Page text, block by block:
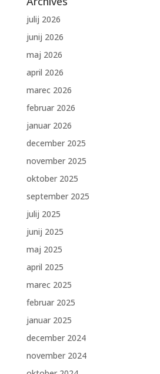
julij 2026
junij 2026
maj 2026
april 2026
marec 2026
februar 2026
januar 2026
december 2025
november 2025
oktober 2025
september 2025
julij 2025
junij 2025
maj 2025
april 2025
marec 2025
februar 2025
januar 2025
december 2024
november 2024